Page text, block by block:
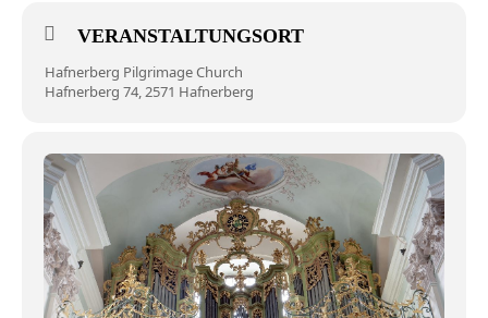
VERANSTALTUNGSORT
Hafnerberg Pilgrimage Church
Hafnerberg 74, 2571 Hafnerberg